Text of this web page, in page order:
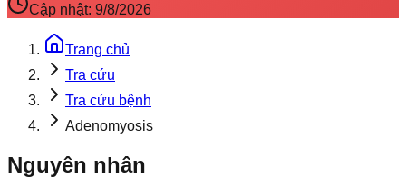
Cập nhật: 9/8/2026
Trang chủ
Tra cứu
Tra cứu bệnh
Adenomyosis
Nguyên nhân